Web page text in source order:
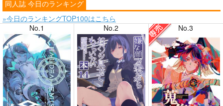
8月4日掲載
8月3日掲載 8月3日掲載
同人誌 今日のランキング
»今日のランキングTOP100はこちら
No.1
No.2 No.3